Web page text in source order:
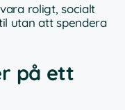
roligt, socialt
utan att spendera
på ett